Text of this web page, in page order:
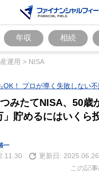
年収 相続
運用 > NISA
OK！ プロが導く失敗しない
みたてNISA、50歳
」貯めるにはいくら
一
更新日: 2025.06.26
この記